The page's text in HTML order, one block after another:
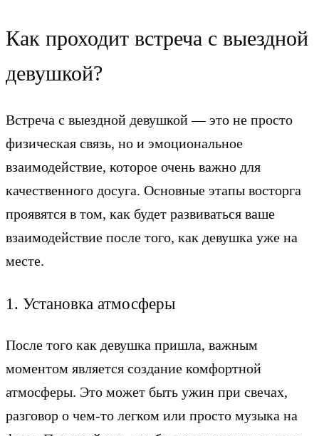
Как проходит встреча с выездной
девушкой?
Встреча с выездной девушкой — это не просто
физическая связь, но и эмоциональное
взаимодействие, которое очень важно для
качественного досуга. Основные этапы восторга
проявятся в том, как будет развиваться ваше
взаимодействие после того, как девушка уже на
месте.
1. Установка атмосферы
После того как девушка пришла, важным
моментом является создание комфортной
атмосферы. Это может быть ужин при свечах,
разговор о чем-то легком или просто музыка на